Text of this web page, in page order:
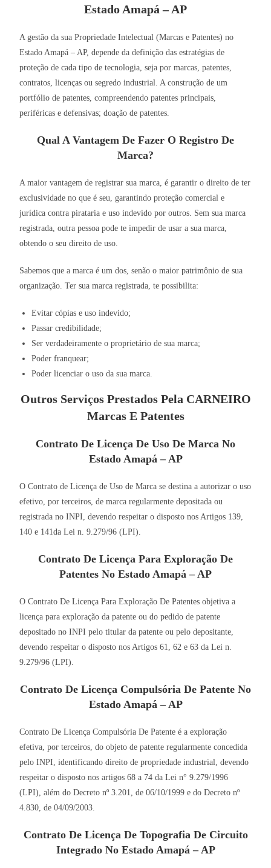
Estado Amapá – AP
A gestão da sua Propriedade Intelectual (Marcas e Patentes) no
Estado Amapá – AP, depende da definição das estratégias de
proteção de cada tipo de tecnologia, seja por marcas, patentes,
contratos, licenças ou segredo industrial. A construção de um
portfólio de patentes, compreendendo patentes principais,
periféricas e defensivas; doação de patentes.
Qual A Vantagem De Fazer O Registro De
Marca?
A maior vantagem de registrar sua marca, é garantir o direito de ter
exclusividade no que é seu, garantindo proteção comercial e
jurídica contra pirataria e uso indevido por outros. Sem sua marca
registrada, outra pessoa pode te impedir de usar a sua marca,
obtendo o seu direito de uso.
Sabemos que a marca é um dos, senão o maior patrimônio de sua
organização. Ter sua marca registrada, te possibilita:
Evitar cópias e uso indevido;
Passar credibilidade;
Ser verdadeiramente o proprietário de sua marca;
Poder franquear;
Poder licenciar o uso da sua marca.
Outros Serviços Prestados Pela CARNEIRO
Marcas E Patentes
Contrato De Licença De Uso De Marca No
Estado Amapá – AP
O Contrato de Licença de Uso de Marca se destina a autorizar o uso
efetivo, por terceiros, de marca regularmente depositada ou
registrada no INPI, devendo respeitar o disposto nos Artigos 139,
140 e 141da Lei n. 9.279/96 (LPI).
Contrato De Licença Para Exploração De
Patentes No Estado Amapá – AP
O Contrato De Licença Para Exploração De Patentes objetiva a
licença para exploração da patente ou do pedido de patente
depositado no INPI pelo titular da patente ou pelo depositante,
devendo respeitar o disposto nos Artigos 61, 62 e 63 da Lei n.
9.279/96 (LPI).
Contrato De Licença Compulsória De Patente No
Estado Amapá – AP
Contrato De Licença Compulsória De Patente é a exploração
efetiva, por terceiros, do objeto de patente regularmente concedida
pelo INPI, identificando direito de propriedade industrial, devendo
respeitar o disposto nos artigos 68 a 74 da Lei n° 9.279/1996
(LPI), além do Decreto nº 3.201, de 06/10/1999 e do Decreto nº
4.830, de 04/09/2003.
Contrato De Licença De Topografia De Circuito
Integrado No Estado Amapá – AP